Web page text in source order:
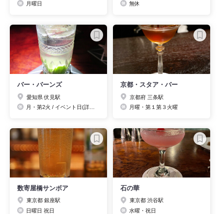
月曜日 無休
バー・バーンズ
愛知県 伏見駅
京都・スタア・バー
京都府 三条駅
月曜・第１第３火曜
数寄屋橋サンボア
東京都 銀座駅
日曜日 祝日
石の華
東京都 渋谷駅
水曜・祝日